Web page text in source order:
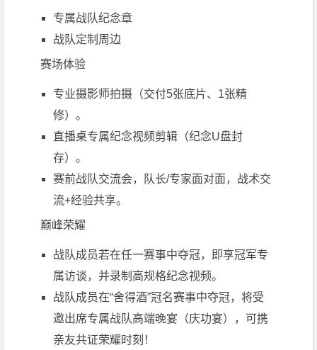
专属战队纪念章
战队定制周边
赛场体验
专业摄影师拍摄（交付5张底片、1张精
修）。
直播桌专属纪念视频剪辑（纪念U盘封
存）。
赛前战队交流会，队长/专家面对面，战术交
流+经验共享。
巅峰荣耀
战队成员若在任一赛事中夺冠，即享冠军专
属访谈，并录制高规格纪念视频。
战队成员在“舍得酒”冠名赛事中夺冠，将受
邀出席专属战队高端晚宴（庆功宴），可携
亲友共证荣耀时刻！